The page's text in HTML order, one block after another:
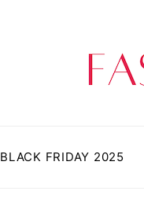
BLACK FRIDAY 2025